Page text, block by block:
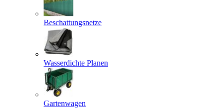
Beschattungsnetze
Wasserdichte Planen
Gartenwagen